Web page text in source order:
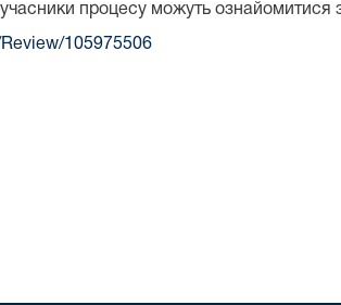
процесу можуть ознайомитися
105975506